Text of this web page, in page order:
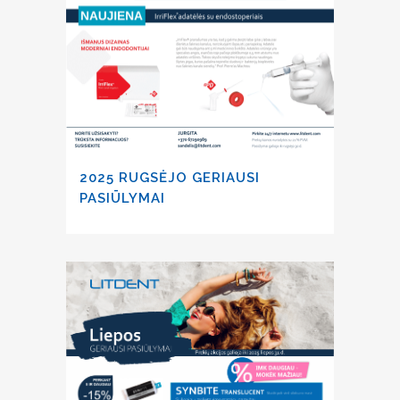
2025 RUGSĖJO GERIAUSI
PASIŪLYMAI